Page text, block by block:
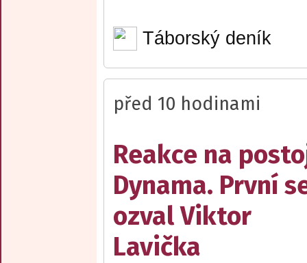
Táborský deník
před 10 hodinami
Reakce na
Dynama. První
ozval Viktor
Lavička